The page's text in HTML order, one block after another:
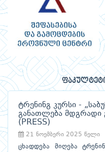
ტრენინგ კურსი -
განათლება მდგრადი
(PRESS)
21 ნოემბერი 2025 წელი
ცხადდება მიღება